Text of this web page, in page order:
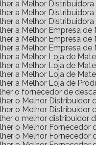
a Melhor
a Melhor
a Melhor
a Melhor Empresa
a Melhor Empresa
a Melhor Empresa
a Melhor Loja de
a Melhor Loja de
a Melhor Loja de
a Melhor Loja de
o fornecedor de
o Melhor
o Melhor
o melhor
o Melhor
o Melhor